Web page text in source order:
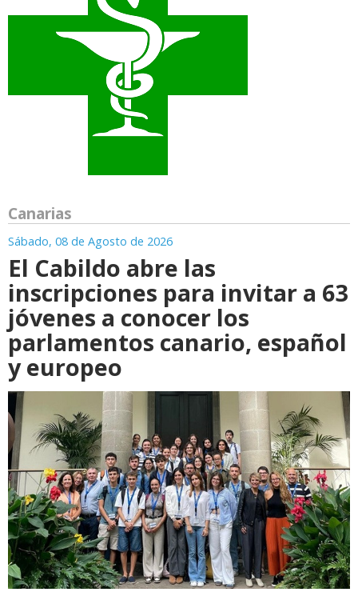
Canarias
Sábado, 08 de Agosto de 2026
El Cabildo abre las
inscripciones para invitar a 63
jóvenes a conocer los
parlamentos canario, español
y europeo